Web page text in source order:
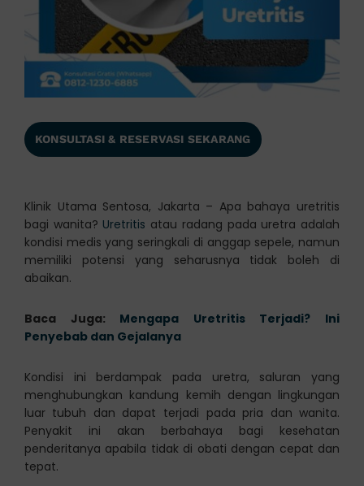
KONSULTASI & RESERVASI SEKARANG
Klinik Utama Sentosa, Jakarta – Apa bahaya uretritis
bagi wanita? Uretritis atau radang pada uretra adalah
kondisi medis yang seringkali di anggap sepele, namun
memiliki potensi yang seharusnya tidak boleh di
abaikan.
Baca Juga: Mengapa Uretritis Terjadi? Ini
Penyebab dan Gejalanya
Kondisi ini berdampak pada uretra, saluran yang
menghubungkan kandung kemih dengan lingkungan
luar tubuh dan dapat terjadi pada pria dan wanita.
Penyakit ini akan berbahaya bagi kesehatan
penderitanya apabila tidak di obati dengan cepat dan
tepat.